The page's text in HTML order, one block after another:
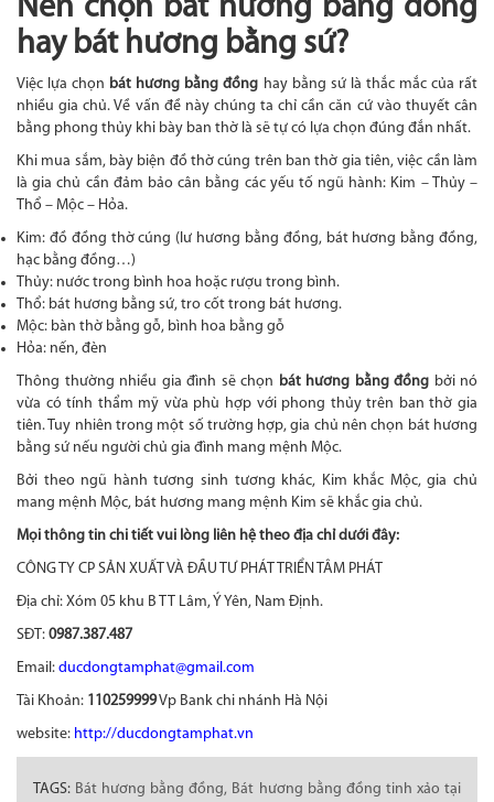
Nên chọn bát hương bằng đồng
hay bát hương bằng sứ?
Việc lựa chọn bát hương bằng đồng hay bằng sứ là thắc mắc của rất
nhiều gia chủ. Về vấn đề này chúng ta chỉ cần căn cứ vào thuyết cân
bằng phong thủy khi bày ban thờ là sẽ tự có lựa chọn đúng đắn nhất.
Khi mua sắm, bày biện đồ thờ cúng trên ban thờ gia tiên, việc cần làm
là gia chủ cần đảm bảo cân bằng các yếu tố ngũ hành: Kim – Thủy –
Thổ – Mộc – Hỏa.
Kim: đồ đồng thờ cúng (lư hương bằng đồng, bát hương bằng đồng,
hạc bằng đồng…)
Thủy: nước trong bình hoa hoặc rượu trong bình.
Thổ: bát hương bằng sứ, tro cốt trong bát hương.
Mộc: bàn thờ bằng gỗ, bình hoa bằng gỗ
Hỏa: nến, đèn
Thông thường nhiều gia đình sẽ chọn bát hương bằng đồng bởi nó
vừa có tính thẩm mỹ vừa phù hợp với phong thủy trên ban thờ gia
tiên. Tuy nhiên trong một số trường hợp, gia chủ nên chọn bát hương
bằng sứ nếu người chủ gia đình mang mệnh Mộc.
Bởi theo ngũ hành tương sinh tương khác, Kim khắc Mộc, gia chủ
mang mệnh Mộc, bát hương mang mệnh Kim sẽ khắc gia chủ.
Mọi thông tin chi tiết vui lòng liên hệ theo địa chỉ dưới đây:
CÔNG TY CP SẢN XUẤT VÀ ĐẦU TƯ PHÁT TRIỂN TÂM PHÁT
Địa chỉ: Xóm 05 khu B TT Lâm, Ý Yên, Nam Định.
SĐT: 0987.387.487
Email: ducdongtamphat@gmail.com
Tài Khoản: 110259999Vp Bank chi nhánh Hà Nội
website: http://ducdongtamphat.vn
TAGS: Bát hương bằng đồng, Bát hương bằng đồng tinh xảo tại